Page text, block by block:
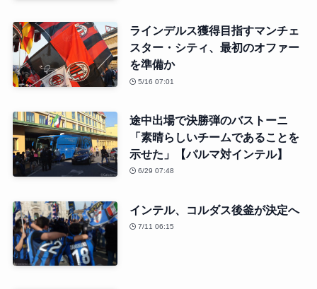
ラインデルス獲得目指すマンチェ
スター・シティ、最初のオファー
を準備か
5/16 07:01
途中出場で決勝弾のバストーニ
「素晴らしいチームであることを
示せた」【パルマ対インテル】
6/29 07:48
インテル、コルダス後釜が決定へ
7/11 06:15